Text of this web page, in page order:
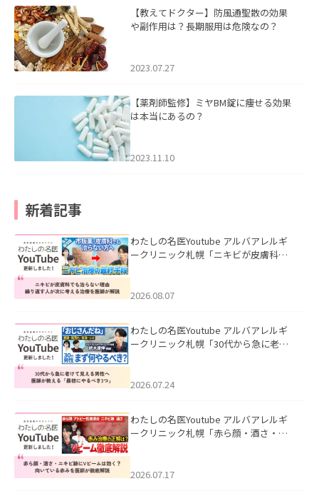
【教えてドクター】防風通聖散の効果
や副作用は？長期服用は危険なの？
2023.07.27
【薬剤師監修】ミヤBM錠に痩せる効果
は本当にあるの？
2023.11.10
新着記事
わたしの名医Youtube アルバアレルギ
ークリニック札幌「ニキビが皮膚科で
ました。
2026.08.07
わたしの名医Youtube アルバアレルギ
ークリニック札幌「30代から急に老け
た。
2026.07.24
わたしの名医Youtube アルバアレルギ
ークリニック札幌「赤ら顔・酒さ・ニ
した。
2026.07.17